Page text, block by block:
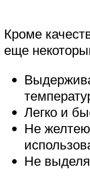
Кроме
еще
Легко и
Не
Не